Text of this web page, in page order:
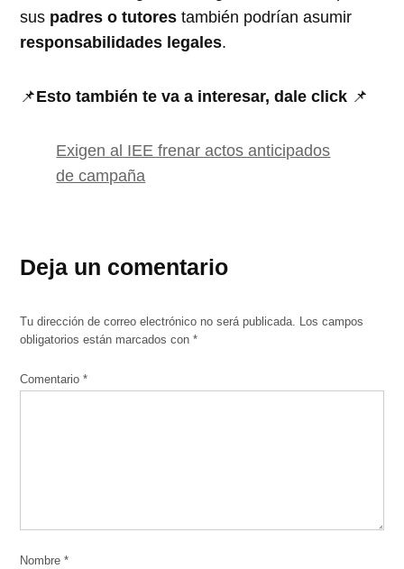
sus padres o tutores también podrían asumir
responsabilidades legales.
📌Esto también te va a interesar, dale click 📌
Exigen al IEE frenar actos anticipados
de campaña
Deja un comentario
Tu dirección de correo electrónico no será publicada. Los campos
obligatorios están marcados con*
Comentario*
Nombre*